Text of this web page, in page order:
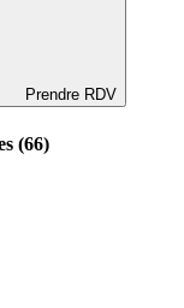
Prendre RDV
(66)